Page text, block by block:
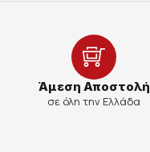
Άμεση Αποστολή
σε όλη την Ελλάδα